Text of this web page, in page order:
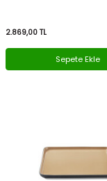
2.869,00 TL
Sepete Ekle